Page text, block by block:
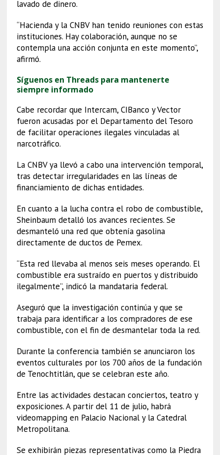
lavado de dinero.
“Hacienda y la CNBV han tenido reuniones con estas
instituciones. Hay colaboración, aunque no se
contempla una acción conjunta en este momento”,
afirmó.
Síguenos en Threads para mantenerte
siempre informado
Cabe recordar que Intercam, CIBanco y Vector
fueron acusadas por el Departamento del Tesoro
de facilitar operaciones ilegales vinculadas al
narcotráfico.
La CNBV ya llevó a cabo una intervención temporal,
tras detectar irregularidades en las líneas de
financiamiento de dichas entidades.
En cuanto a la lucha contra el robo de combustible,
Sheinbaum detalló los avances recientes. Se
desmanteló una red que obtenía gasolina
directamente de ductos de Pemex.
“Esta red llevaba al menos seis meses operando. El
combustible era sustraído en puertos y distribuido
ilegalmente”, indicó la mandataria federal.
Aseguró que la investigación continúa y que se
trabaja para identificar a los compradores de ese
combustible, con el fin de desmantelar toda la red.
Durante la conferencia también se anunciaron los
eventos culturales por los 700 años de la fundación
de Tenochtitlán, que se celebran este año.
Entre las actividades destacan conciertos, teatro y
exposiciones. A partir del 11 de julio, habrá
videomapping en Palacio Nacional y la Catedral
Metropolitana.
Se exhibirán piezas representativas como la Piedra